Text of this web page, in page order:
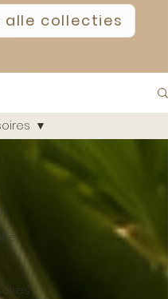
alle collecties